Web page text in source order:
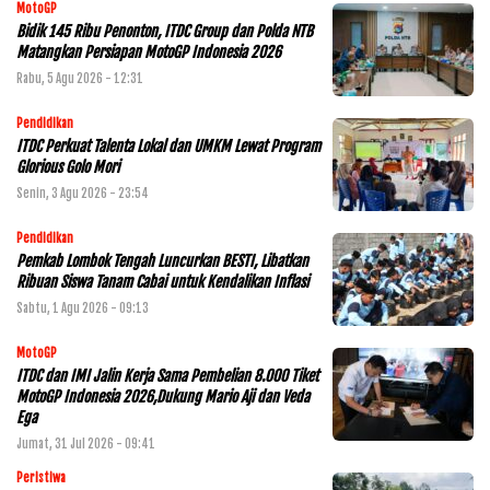
MotoGP
Bidik 145 Ribu Penonton, ITDC Group dan Polda NTB
Matangkan Persiapan MotoGP Indonesia 2026
Rabu, 5 Agu 2026 - 12:31
Pendidikan
ITDC Perkuat Talenta Lokal dan UMKM Lewat Program
Glorious Golo Mori
Senin, 3 Agu 2026 - 23:54
Pendidikan
Pemkab Lombok Tengah Luncurkan BESTI, Libatkan
Ribuan Siswa Tanam Cabai untuk Kendalikan Inflasi
Sabtu, 1 Agu 2026 - 09:13
MotoGP
ITDC dan IMI Jalin Kerja Sama Pembelian 8.000 Tiket
MotoGP Indonesia 2026,Dukung Mario Aji dan Veda
Ega
Jumat, 31 Jul 2026 - 09:41
Peristiwa